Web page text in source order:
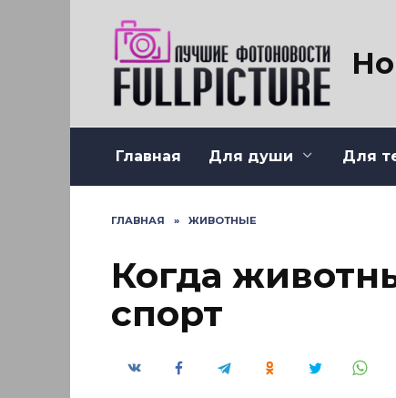
Главная Для души Для
ГЛАВНАЯ » ЖИВОТНЫЕ
Когда
спорт